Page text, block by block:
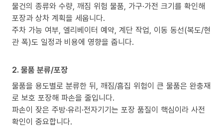
물건의 종류와 수량, 깨짐 위험 물품, 가구·가전 크기를 확인해
포장과 상차 계획을 세웁니다.
주차 가능 여부, 엘리베이터 예약, 계단 작업, 이동 동선(복도/현
관 폭)도 일정과 비용에 영향을 줍니다.
2. 물품 분류/포장
물품을 용도별로 분류한 뒤, 깨짐/흠집 위험이 큰 물품은 완충재
로 보호 포장해 파손을 줄입니다.
파손이 잦은 주방·유리·전자기기는 포장 품질이 핵심이라 사전
확인이 중요합니다.